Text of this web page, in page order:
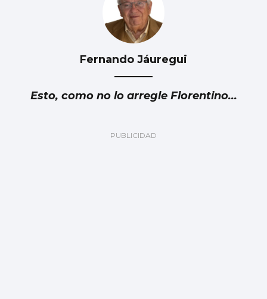
Fernando Jáuregui
Esto, como no lo arregle Florentino...